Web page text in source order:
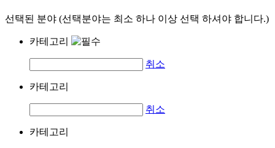
선택된 분야 (선택분야는 최소 하나 이상 선택 하셔야 합니다.)
카테고리
취소
카테고리
취소
카테고리